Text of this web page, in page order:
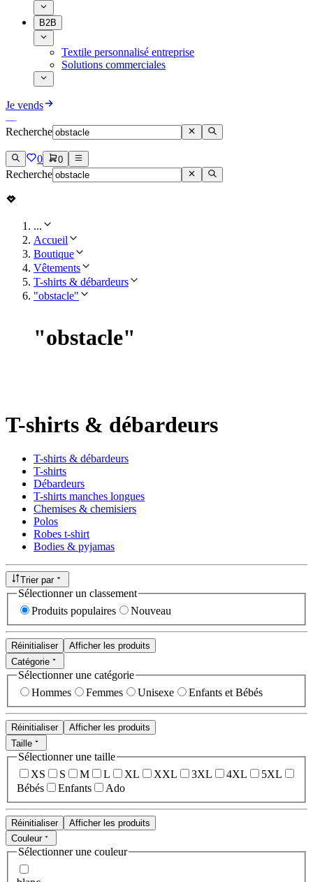
B2B
Textile personnalisé entreprise
Solutions commerciales
Je vends
Recherche
0 0
Recherche
...
Accueil
Boutique
Vêtements
T-shirts & débardeurs
"obstacle"
"obstacle"
T-shirts & débardeurs
T-shirts & débardeurs
T-shirts
Débardeurs
T-shirts manches longues
Chemises & chemisiers
Polos
Robes t-shirt
Bodies & pyjamas
Trier par
Sélectionner un classement
Produits populaires
Nouveau
Réinitialiser
Afficher les produits
Catégorie
Sélectionner une catégorie
Hommes
Femmes Unisexe Enfants et Bébés
Réinitialiser
Afficher les produits
Taille
Sélectionner une taille
XS
S M L XL XXL 3XL 4XL
5XL
Bébés
Enfants Ado
Réinitialiser
Afficher les produits
Couleur
Sélectionner une couleur